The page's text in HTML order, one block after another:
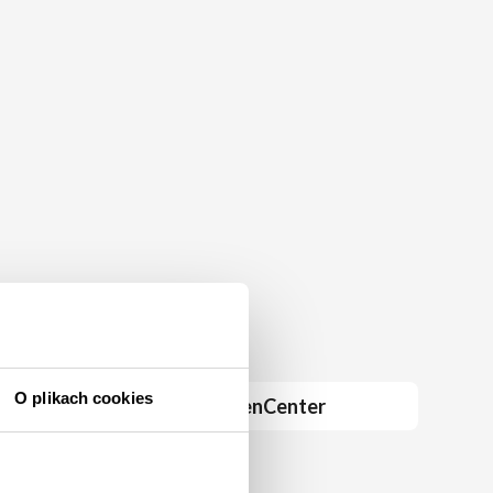
O plikach cookies TintenCenter